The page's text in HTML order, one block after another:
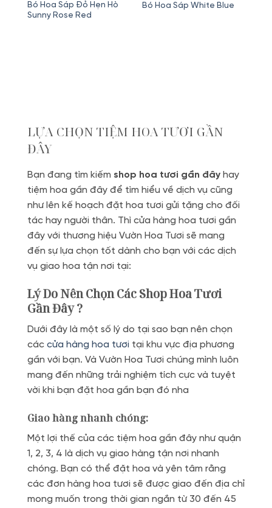
Valentine 2026 Bó Hoa
Sáp Thơm Pink Rosa
gốc
là:
hiện
LỰA CHỌN TIỆM HOA TƯƠI GẦN
ĐÂY
Bạn đang tìm kiếm shop hoa tươi gần đây hay
tiệm hoa gần đây để tìm hiểu về dịch vụ cũng
như lên kế hoạch đặt hoa tươi gửi tặng cho đối
tác hay người thân. Thì cửa hàng hoa tươi gần
đây với thương hiệu Vườn Hoa Tươi sẽ mang
đến sự lựa chọn tốt dành cho bạn với các dịch
vụ giao hoa tận nơi tại:
Lý Do Nên Chọn Các Shop Hoa Tươi
Gần Đây ?
Dưới đây là một số lý do tại sao bạn nên chọn
các cửa hàng hoa tươi tại khu vực địa phương
gần với bạn. Và Vườn Hoa Tươi chúng mình luôn
mang đến những trải nghiệm tích cực và tuyệt
vời khi bạn đặt hoa gần bạn đó nha
Giao hàng nhanh chóng:
Một lợi thế của các tiệm hoa gần đây như quận
1, 2, 3, 4 là dịch vụ giao hàng tận nơi nhanh
chóng. Bạn có thể đặt hoa và yên tâm rằng
các đơn hàng hoa tươi sẽ được giao đến địa chỉ
mong muốn trong thời gian ngắn từ 30 đến 45